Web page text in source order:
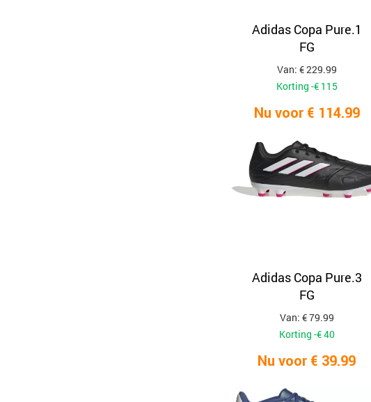
Adidas Copa Pure.1
FG
Van: € 229.99
Korting -€ 115
Nu voor € 114.99
Adidas Copa Pure.3
FG
Van: € 79.99
Korting -€ 40
Nu voor € 39.99